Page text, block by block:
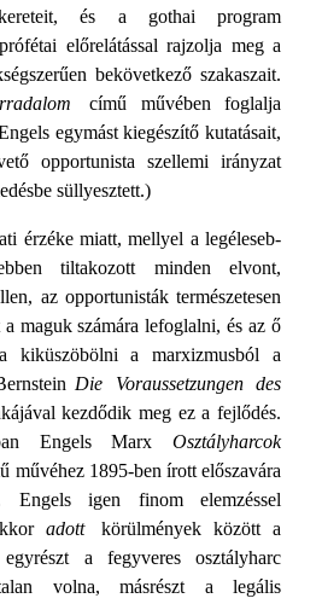
kereteit, és a gothai program
előrelátással rajzolja meg a
bekövetkező szakaszait.
című művében foglalja
egymást kiegészítő kutatásait,
opportunista szellemi irányzat
süllyesztett.)
érzéke miatt, mellyel a legéleseb­
tiltakozott minden elvont,
az opportunisták természetesen
maguk számára lefoglalni, és az ő
kiküszöbölni a marxizmusból a
Die Voraussetzungen des
kezdődik meg ez a fejlődés.
Engels MarxOsztályharcok
mű­véhez 1895-ben írott előszavára
Engels igen finom elemzéssel
adott körül­mények között a
egyrészt a fegyveres osztályharc
volna, másrészt a legá­lis